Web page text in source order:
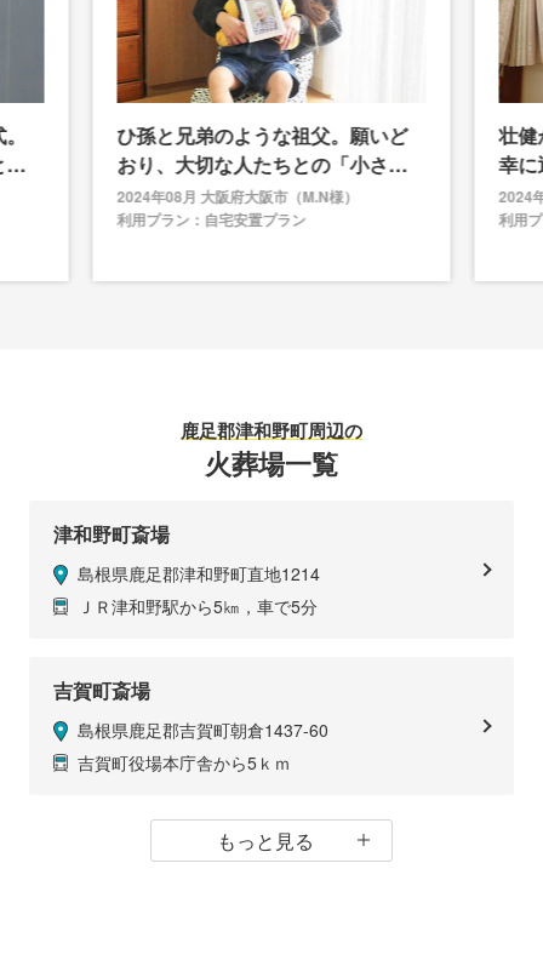
も
ひ孫と兄弟のような祖父。願いど
おり、大切な人たちとの「小さな
お別れ式」ができました
2024年08月 大阪府大阪市（M.N様）
利用プラン：自宅安置プラン
壮健
幸に
安な
2024
利用
鹿足郡津和野町周辺の
火葬場一覧
津和野町斎場
島根県鹿足郡津和野町直地1214
ＪＲ津和野駅から5㎞，車で5分
吉賀町斎場
島根県鹿足郡吉賀町朝倉1437-60
吉賀町役場本庁舎から5ｋｍ
もっと見る